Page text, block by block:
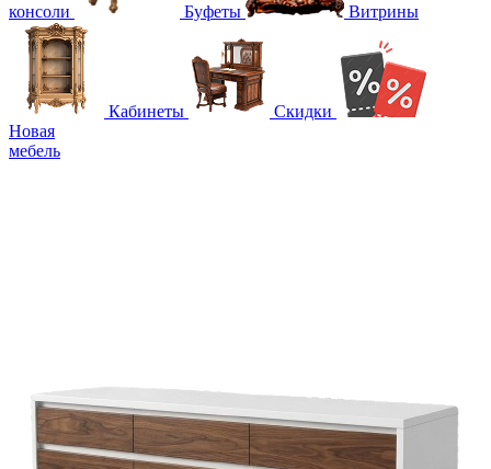
консоли Буфеты Витрины
Кабинеты
Скидки
Новая
мебель